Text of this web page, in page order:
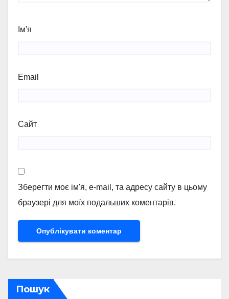
Ім'я
Email
Сайт
Зберегти моє ім'я, e-mail, та адресу сайту в цьому
браузері для моїх подальших коментарів.
Пошук